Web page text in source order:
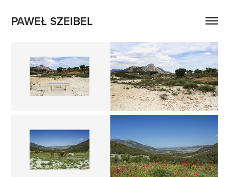
PAWEŁ SZEIBEL